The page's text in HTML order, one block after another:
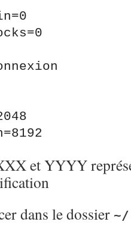
et YYYY
dans le dossier